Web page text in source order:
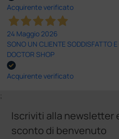
Acquirente verificato
24 Maggio 2026
SONO UN CLIENTE SODDISFATTO
DOCTOR SHOP
Acquirente verificato
;
Iscriviti alla newsletter
sconto di benvenuto